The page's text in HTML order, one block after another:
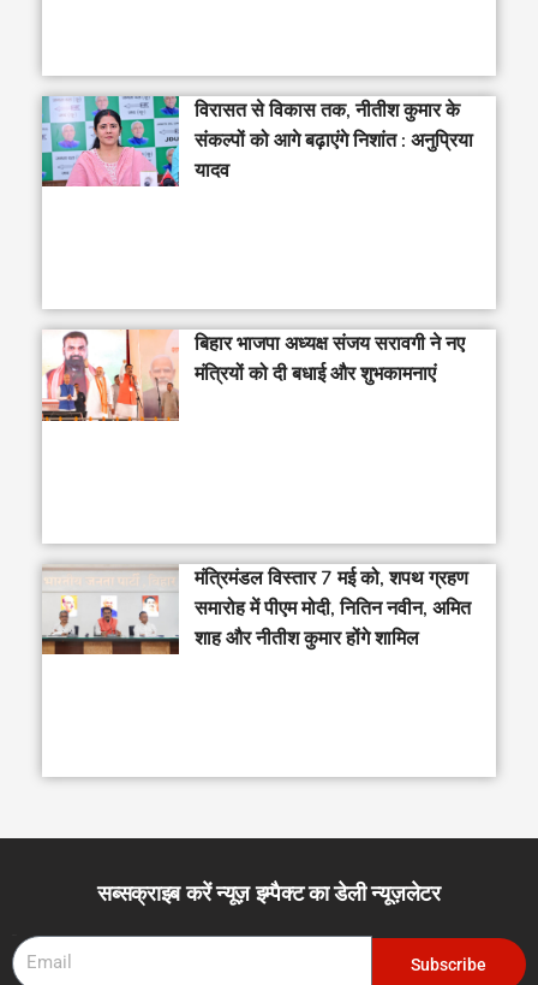
विरासत से विकास तक, नीतीश कुमार के
संकल्पों को आगे बढ़ाएंगे निशांत : अनुप्रिया
यादव
बिहार भाजपा अध्यक्ष संजय सरावगी ने नए
मंत्रियों को दी बधाई और शुभकामनाएं
मंत्रिमंडल विस्तार 7 मई को, शपथ ग्रहण
समारोह में पीएम मोदी, नितिन नवीन, अमित
शाह और नीतीश कुमार होंगे शामिल
सब्सक्राइब करें न्यूज़ इम्पैक्ट का डेली न्यूज़लेटर
Subscribe